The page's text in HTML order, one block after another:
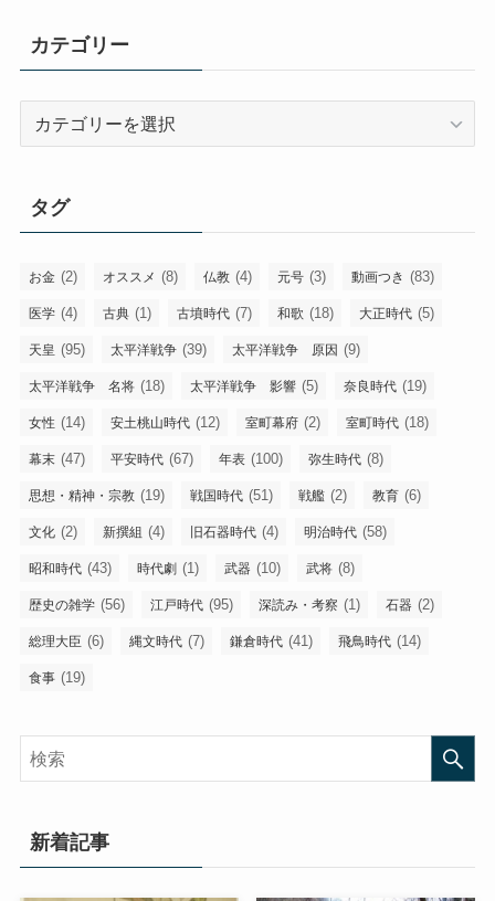
カテゴリー
ー
タグ
お金 (2) オススメ (8) 仏教 (4) 元号 (3) 動画つき (83)
医学 (4) 古典 (1) 古墳時代 (7) 和歌 (18) 大正時代 (5)
天皇 (95) 太平洋戦争 (39) 太平洋戦争 原因 (9)
太平洋戦争 名将 (18) 太平洋戦争 影響 (5) 奈良時代 (19)
女性 (14) 安土桃山時代 (12) 室町幕府 (2) 室町時代 (18)
幕末 (47) 平安時代 (67) 年表 (100) 弥生時代 (8)
思想・精神・宗教 (19) 戦国時代 (51) 戦艦 (2) 教育 (6)
文化 (2) 新撰組 (4) 旧石器時代 (4) 明治時代 (58)
昭和時代 (43) 時代劇 (1) 武器 (10) 武将 (8)
歴史の雑学 (56) 江戸時代 (95) 深読み・考察 (1) 石器 (2)
総理大臣 (6) 縄文時代 (7) 鎌倉時代 (41) 飛鳥時代 (14)
食事 (19)
新着記事